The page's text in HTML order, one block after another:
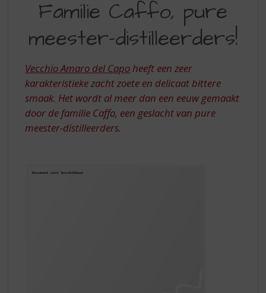
CAFFO
PURE
DISTILLEERDERS
Familie Caffo, pure
meester-distilleerders!
Vecchio Amaro del Capoheeft een zeer
karakteristieke zacht zoete en delicaat bittere
smaak. Het wordt al meer dan een eeuw gemaakt
door de familie Caffo, een geslacht van pure
meester-distilleerders.